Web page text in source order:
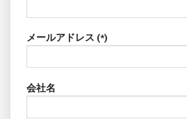
メールアドレス (*)
会社名